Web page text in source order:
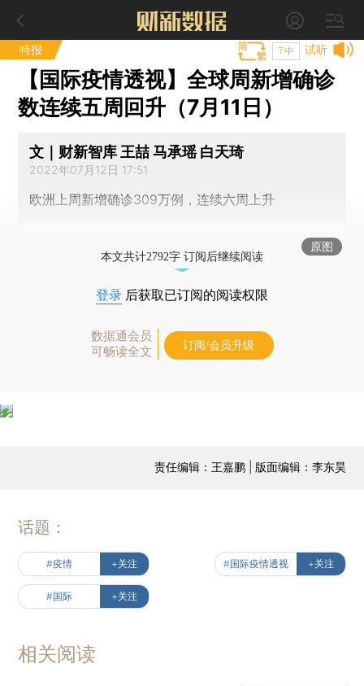
特报 试听
T中
【国际疫情透视】全球周新增确诊
数连续五周回升（7月11日）
文｜财新智库 王喆 马承瑶 白天琦
2022年07月12日 17:51
欧洲上周新增确诊309万例，连续六周上升
原图
本文共计2792字 订阅后继续阅读
登录 后获取已订阅的阅读权限
数据通会员
可畅读全文
订阅/会员升级
责任编辑：王嘉鹏 | 版面编辑：李东昊
话题：
#疫情 +关注 #国际疫情透视 +关注
#国际 +关注
相关阅读